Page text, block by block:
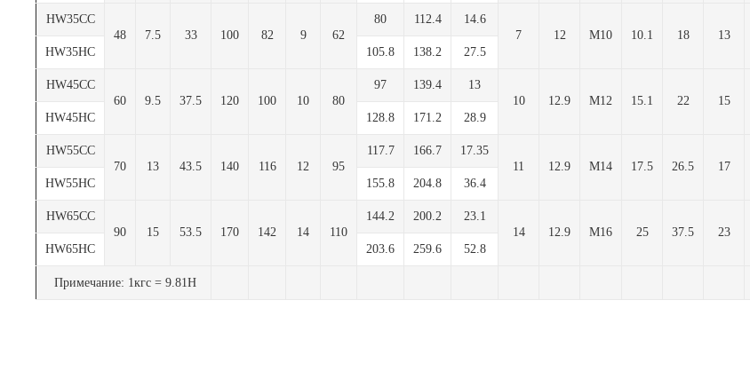
HW35CC
48
7.5 33 100 82 9 62
80 112.4
14.6
7
12 M10 10.1 18 13
HW35HC
105.8 138.2 27.5
HW45CC
60
9.5 37.5 120 100 10 80
97 139.4
13
10
12.9 M12 15.1 22 15
HW45HC
128.8 171.2 28.9
HW55CC
70
13 43.5 140 116 12 95
117.7 166.7
17.35
11
12.9 М14 17.5 26.5 17
HW55HC
155.8 204.8 36.4
HW65CC
90
15 53.5 170 142 14 110
144.2 200.2
23.1
14
12.9 М16 25 37.5 23
HW65HC
203.6 259.6 52.8
Примечание: 1кгс = 9.81Н